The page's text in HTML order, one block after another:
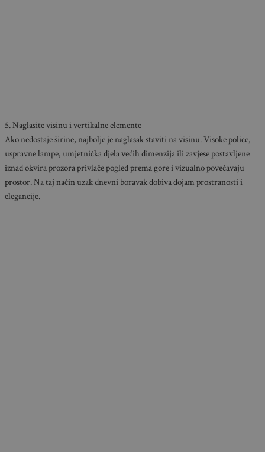
5. Naglasite visinu i vertikalne elemente
Ako nedostaje širine, najbolje je naglasak staviti na visinu. Visoke police,
uspravne lampe, umjetnička djela većih dimenzija ili zavjese postavljene
iznad okvira prozora privlače pogled prema gore i vizualno povećavaju
prostor. Na taj način uzak dnevni boravak dobiva dojam prostranosti i
elegancije.